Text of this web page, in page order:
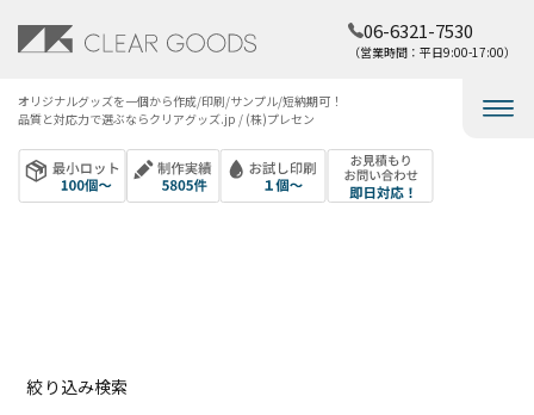
オリジナルグッズを​一個から​作成/印刷/サンプル/短納期可！​
品質と​対応力で​選ぶなら​クリアグッズ.jp / (株)プレセン
06-6321-7530
（営業時間：平日9:00-17:00）
絞り込み検索